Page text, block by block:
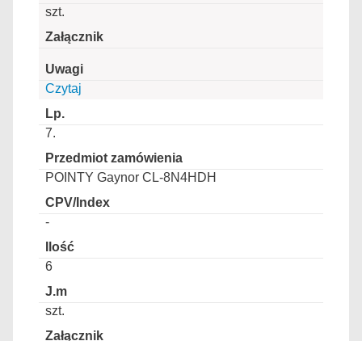
szt.
Czytaj
7.
POINTY Gaynor CL-8N4HDH
-
6
szt.